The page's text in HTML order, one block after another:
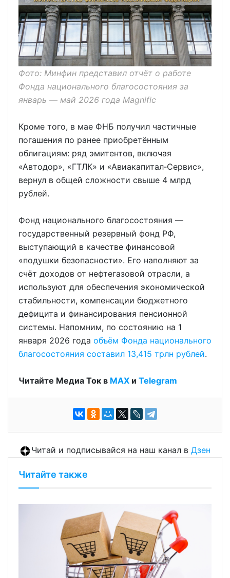
Фото: Минфин представил отчёт о работе
Фонда национального благосостояния за
январь — май 2026 года Magnific
Кроме того, в мае ФНБ получил частичные
погашения по ранее приобретённым
облигациям: ряд эмитентов, включая
«Автодор», «ГТЛК» и «Авиакапитал‑Сервис»,
вернул в общей сложности свыше 4 млрд
рублей.
Фонд национального благосостояния —
государственный резервный фонд РФ,
выступающий в качестве финансовой
«подушки безопасности». Его наполняют за
счёт доходов от нефтегазовой отрасли, а
используют для обеспечения экономической
стабильности, компенсации бюджетного
дефицита и финансирования пенсионной
системы. Напомним, по состоянию на 1
января 2026 года объём Фонда национального
благосостояния составил 13,415 трлн рублей.
Читайте Медиа Ток в МАХ и Telegram
Читай и подписывайся на наш канал в Дзен
Читайте также